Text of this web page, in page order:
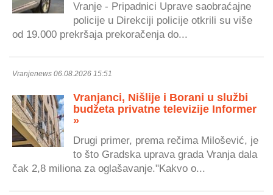
Vranje - Pripadnici Uprave saobraćajne
policije u Direkciji policije otkrili su više
od 19.000 prekršaja prekoračenja do...
Vranjenews 06.08.2026 15:51
Vranjanci, Nišlije i Borani u službi
budžeta privatne televizije Informer
»
Drugi primer, prema rečima Milošević, je
to što Gradska uprava grada Vranja dala
čak 2,8 miliona za oglašavanje."Kakvo o...